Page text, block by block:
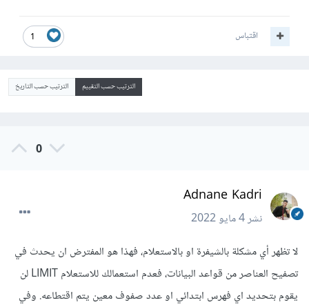
1 اقتباس
الترتيب حسب التقييم الترتيب حسب التاريخ
0
Adnane Kadri
نشر4 مايو 2022
لا تظهر أي مشكلة بالشيفرة او بالاستعلام، فهذا هو المفترض ان يحدث في
تصفيح العناصر من قواعد البيانات، فعدم استعمالك للاستعلام LIMIT لن
يقوم بتحديد اي فهرس ابتدائي او عدد صفوف معين يتم اقتطاعه. وفي